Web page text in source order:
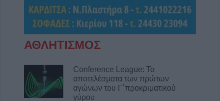
ΑΘΛΗΤΙΣΜΟΣ
Conference League: Τα
αποτελέσματα των πρώτων
αγώνων του Γ΄προκριματικού
γύρου